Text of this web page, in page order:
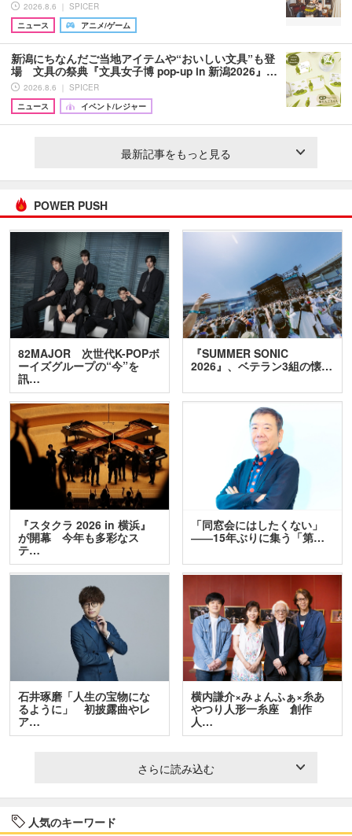
2026.8.6 ｜ SPICER
ニュース
アニメ/ゲーム
新潟にちなんだご当地アイテムや“おいしい文具”も登
場 文具の祭典『文具女子博 pop-up in 新潟2026』…
2026.8.6 ｜ SPICER
ニュース
イベント/レジャー
最新記事をもっと見る
POWER PUSH
82MAJOR 次世代K-POPボ
ーイズグループの“今”を
訊…
『SUMMER SONIC
2026』、ベテラン3組の懐…
『スタクラ 2026 in 横浜』
が開幕 今年も多彩なス
テ…
「同窓会にはしたくない」
――15年ぶりに集う「第…
石井琢磨「人生の宝物にな
るように」 初披露曲やレ
ア…
横内謙介×みょんふぁ×糸あ
やつり人形一糸座 創作
人…
さらに読み込む
人気のキーワード